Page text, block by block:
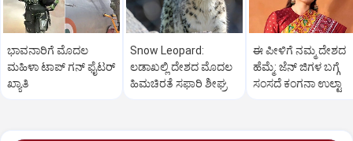
ಭಾವನಾರಿಗೆ ಮೊದಲ
ಮಹಿಳಾ ಟಾಪ್‌ ಗನ್‌ ಫೈಟರ್‌
ಖ್ಯಾತಿ
Snow Leopard:
ಲಡಾಖಲ್ಲಿ ದೇಶದ ಮೊದಲ
ಹಿಮಚಿರತೆ ಸಫಾರಿ ಶೀಘ್ರ
ಈ ಪೀಳಿಗೆ ನಮ್ಮ ದೇಶದ
ಹೆಮ್ಮೆ: ಜೆನ್‌ ಜಿಗಳ ಬಗ್ಗೆ
ಸಂಸದೆ ಕಂಗನಾ ಉಲ್ಟಾ